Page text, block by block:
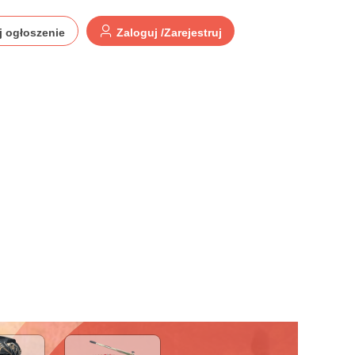
Zaloguj /Zarejestruj
ogłoszenie